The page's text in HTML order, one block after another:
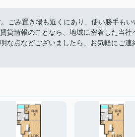
ごみ置き場も近くにあり、使い勝手もい
貸情報のことなら、地域に密着した当社
な点などございましたら、お気軽にご連